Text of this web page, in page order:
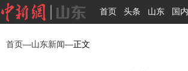
首页 头条 山东 国内
首页—山东新闻—正文